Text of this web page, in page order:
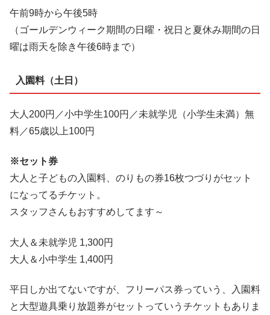
午前9時から午後5時
（ゴールデンウィーク期間の日曜・祝日と夏休み期間の日
曜は雨天を除き午後6時まで）
入園料（土日）
大人200円／小中学生100円／未就学児（小学生未満）無
料／65歳以上100円
※セット券
大人と子どもの入園料、のりもの券16枚つづりがセット
になってるチケット。
スタッフさんもおすすめしてます～
大人＆未就学児 1,300円
大人＆小中学生 1,400円
平日しか出てないですが、フリーパス券っていう、入園料
と大型遊具乗り放題券がセットっていうチケットもありま